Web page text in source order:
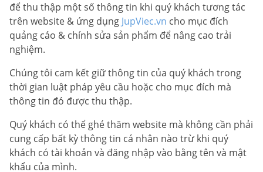
để thu thập một số thông tin khi quý khách tương tác
trên website & ứng dụng JupViec.vn cho mục đích
quảng cáo & chính sửa sản phẩm để nâng cao trải
nghiệm.
Chúng tôi cam kết giữ thông tin của quý khách trong
thời gian luật pháp yêu cầu hoặc cho mục đích mà
thông tin đó được thu thập.
Quý khách có thể ghé thăm website mà không cần phải
cung cấp bất kỳ thông tin cá nhân nào trừ khi quý
khách có tài khoản và đăng nhập vào bằng tên và mật
khẩu của mình.